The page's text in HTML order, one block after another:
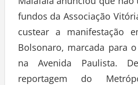
Malafaia anunciou que não
fundos da Associação
custear a manifestação
Bolsonaro, marcada para
na Avenida Paulista.
reportagem do